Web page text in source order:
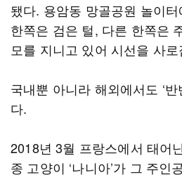
됐다. 용암동 망골공원 놀이
한쪽은 검은 털, 다른 한쪽은
모를 지니고 있어 시선을 사
국내뿐 아니라 해외에서도 ‘
다.
2018년 3월 프랑스에서 태어
종 고양이 ‘나니아’가 그 주인